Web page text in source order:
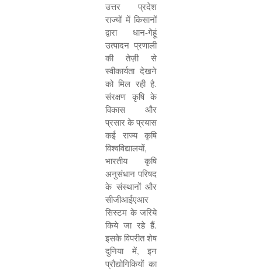
उत्तर प्रदेश
राज्यों में किसानों
द्वारा धान-गेहूं
उत्पादन प्रणाली
की तेज़ी से
स्वीकार्यता देखने
को मिल रही है.
संरक्षण कृषि के
विकास और
प्रसार के प्रयास
कई राज्य कृषि
विश्वविद्यालयों,
भारतीय कृषि
अनुसंधान परिषद
के संस्थानों और
सीजीआईएआर
सिस्टम के जरिये
किये जा रहे हैं.
इसके विपरीत शेष
दुनिया में, इन
प्रौद्योगिकियों का